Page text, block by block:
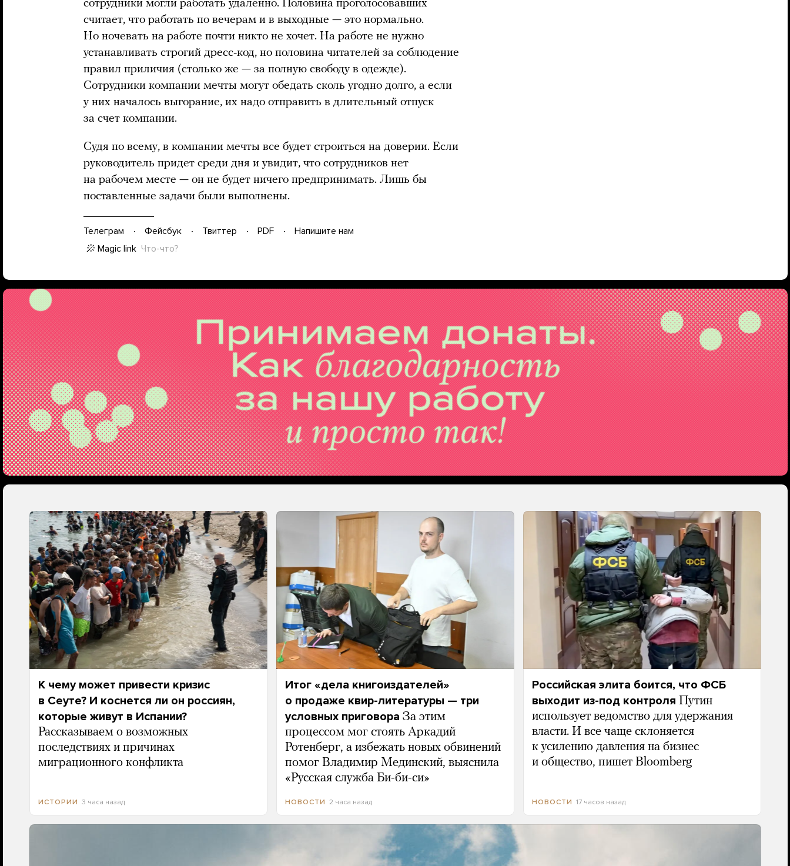
сотрудники могли работать удаленно. Половина проголосовавших
считает, что работать по вечерам и в выходные — это нормально.
Но ночевать на работе почти никто не хочет. На работе не нужно
устанавливать строгий дресс-код, но половина читателей за соблюдение
правил приличия (столько же — за полную свободу в одежде).
Сотрудники компании мечты могут обедать сколь угодно долго, а если
у них началось выгорание, их надо отправить в длительный отпуск
за счет компании.
Судя по всему, в компании мечты все будет строиться на доверии. Если
руководитель придет среди дня и увидит, что сотрудников нет
на рабочем месте — он не будет ничего предпринимать. Лишь бы
поставленные задачи были выполнены.
Телеграм Фейсбук Твиттер PDF
Напишите нам
Magic link Что-что?
К чему может привести кризис
в Сеуте? И коснется ли он россиян,
которые живут в Испании?
Рассказываем о возможных
последствиях и причинах
миграционного конфликта
ИСТОРИИ 3 часа назад
Итог «дела книгоиздателей»
о продаже квир-литературы — три
условных приговора За этим
процессом мог стоять Аркадий
Ротенберг, а избежать новых обвинений
помог Владимир Мединский, выяснила
«Русская служба Би-би-си»
НОВОСТИ 2 часа назад
Российская элита боится, что ФСБ
выходит из-под контроля Путин
использует ведомство для удержания
власти. И все чаще склоняется
к усилению давления на бизнес
и общество, пишет Bloomberg
НОВОСТИ 17 часов назад